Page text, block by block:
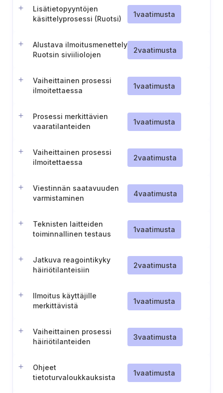
Lisätietopyyntöjen
käsittelyprosessi (Ruotsi)
1vaatimusta
Alustava ilmoitusmenettely
Ruotsin siviiliolojen
2vaatimusta
Vaiheittainen prosessi
ilmoitettaessa
1vaatimusta
Prosessi merkittävien
vaaratilanteiden
(Ahvenanmaa).
1vaatimusta
Vaiheittainen prosessi
ilmoitettaessa
(Ahvenanmaa).
2vaatimusta
Viestinnän saatavuuden
varmistaminen
4vaatimusta
Teknisten laitteiden
toiminnallinen testaus
1vaatimusta
Jatkuva reagointikyky
häiriötilanteisiin
2vaatimusta
Ilmoitus käyttäjille
merkittävistä
1vaatimusta
Vaiheittainen prosessi
häiriötilanteiden
energia).
3vaatimusta
Ohjeet
tietoturvaloukkauksista
1vaatimusta